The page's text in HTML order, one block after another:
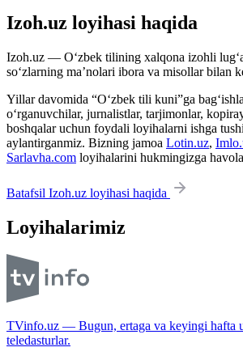
Izoh.uz loyihasi haqida
Izoh.uz — O‘zbek tilining xalqona izohli
so‘zlarning ma’nolari ibora va misollar bilan
Yillar davomida “O‘zbek tili kuni”ga
o‘rganuvchilar, jurnalistlar, tarjimonlar,
boshqalar uchun foydali loyihalarni ishga
aylantirganmiz. Bizning jamoa Lotin.uz,
Sarlavha.com loyihalarini hukmingizga
Batafsil Izoh.uz loyihasi haqida
Loyihalarimiz
TVinfo.uz — Bugun, ertaga va keyingi hafta
teledasturlar.